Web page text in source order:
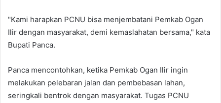
"Kami harapkan PCNU bisa menjembatani Pemkab Ogan
Ilir dengan masyarakat, demi kemaslahatan bersama," kata
Bupati Panca.
Panca mencontohkan, ketika Pemkab Ogan Ilir ingin
melakukan pelebaran jalan dan pembebasan lahan,
seringkali bentrok dengan masyarakat. Tugas PCNU